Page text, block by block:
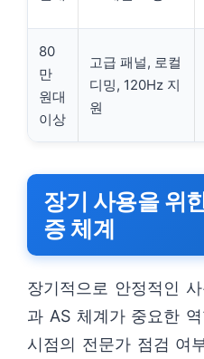
80
만
원대
이상
고급 패널, 로컬
디밍, 120Hz 지
원
장기 사용을 위
증 체계
장기적으로 안정적인
과 AS 체계가 중요한
시점의 전문가 점검 여